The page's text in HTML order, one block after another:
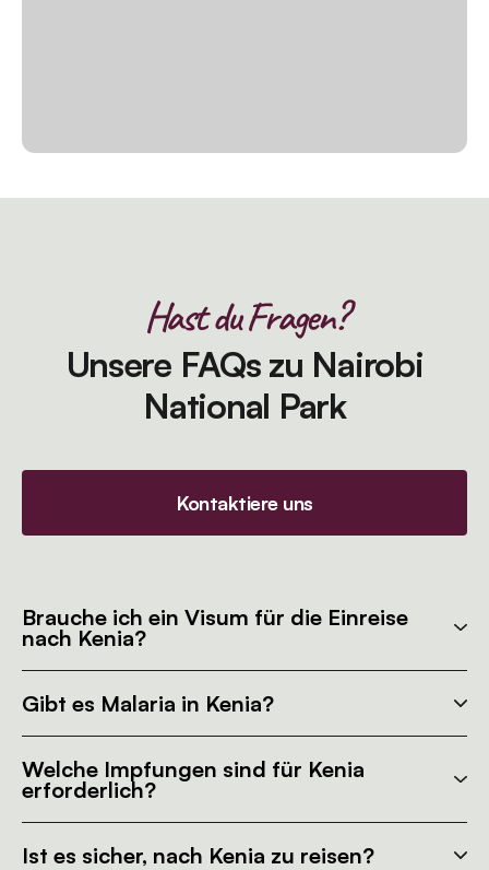
Hast du Fragen?
Unsere FAQs zu Nairobi
National Park
Kontaktiere uns
Brauche ich ein Visum für die Einreise
nach Kenia?
Gibt es Malaria in Kenia?
Welche Impfungen sind für Kenia
erforderlich?
Ist es sicher, nach Kenia zu reisen?